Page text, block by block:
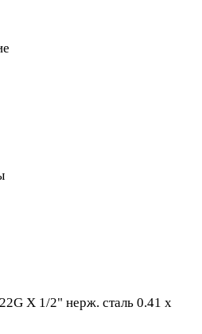
X 1/2" нерж. сталь 0.41 x